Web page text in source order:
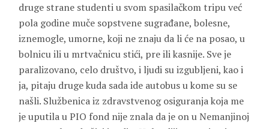
druge strane studenti u svom spasilačkom tripu već
pola godine muče sopstvene sugrađane, bolesne,
iznemogle, umorne, koji ne znaju da li će na posao, u
bolnicu ili u mrtvačnicu stići, pre ili kasnije. Sve je
paralizovano, celo društvo, i ljudi su izgubljeni, kao i
ja, pitaju druge kuda sada ide autobus u kome su se
našli. Službenica iz zdravstvenog osiguranja koja me
je uputila u PIO fond nije znala da je on u Nemanjinoj